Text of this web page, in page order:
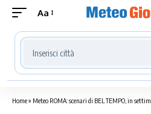
Aa
Cerca località meteo
Home» Meteo ROMA: scenari di BEL TEMPO, in